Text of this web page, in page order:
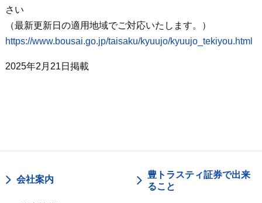
さい
（最新更新日の適用地域でご対応いたします。）
https://www.bousai.go.jp/taisaku/kyuujo/kyuujo_tekiyou.html
2025年2月21日掲載
会社案内
豊トラスティ証券で出来
ること